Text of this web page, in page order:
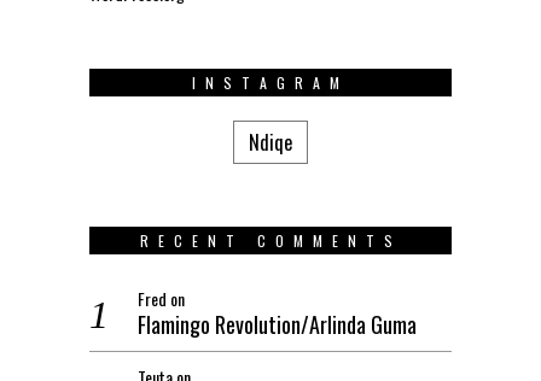
INSTAGRAM
Ndiqe
RECENT COMMENTS
Fred on
Flamingo Revolution/Arlinda Guma